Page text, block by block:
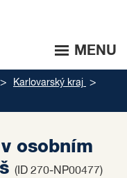
MENU
Karlovarský kraj
osobním
(ID 270-NP00477)